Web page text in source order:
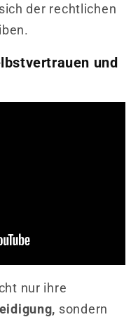
der rechtlichen
und
nur ihre
sondern